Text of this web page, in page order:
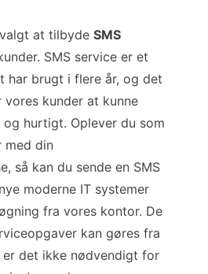
at tilbyde SMS
SMS service er et
har brugt i flere år, og det
kunder at kunne
hurtigt. Oplever du som
med din
så kan du sende en SMS
moderne IT systemer
fra vores kontor. De
kan gøres fra
det ikke nødvendigt for